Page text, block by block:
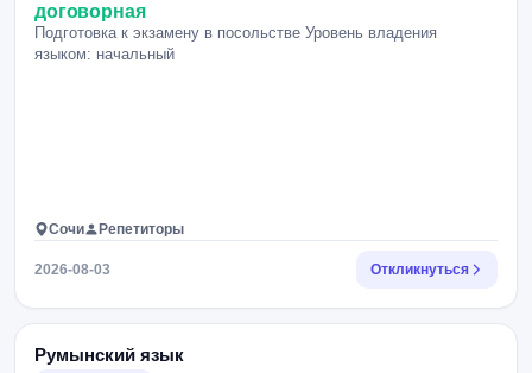
договорная
Подготовка к экзамену в посольстве Уровень владения
языком: начальный
Сочи Репетиторы
2026-08-03 Откликнуться
Румынский язык